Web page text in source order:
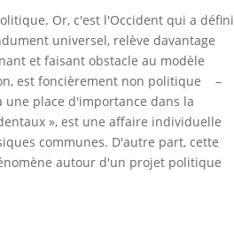
Or, c'est l'Occident qui a défini
universel, relève davantage
et faisant obstacle au modèle
est foncièrement non politique –
place d'importance dans la
», est une affaire individuelle
communes. D'autre part, cette
autour d'un projet politique